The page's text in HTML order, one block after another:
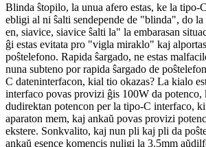
Blinda ŝtopilo, la unua afero estas, ke la tipo-
ebligi al ni ŝalti sendepende de "blinda", do
en, siavice, siavice ŝalti la" la embarasan
ĝi estas evitata pro "vigla miraklo" kaj
poŝtelefono. Rapida ŝargado, ne estas
nuna subteno por rapida ŝargado de
C dateninterfacon, kial tio okazas? La kialo
interfaco povas provizi ĝis 100W da
dudirektan potencon per la tipo-C interfaco,
aparaton mem, kaj ankaŭ povas provizi
ekstere. Sonkvalito, kaj nun pli kaj pli da
ankaŭ esence komencis nuligi la 3.5mm